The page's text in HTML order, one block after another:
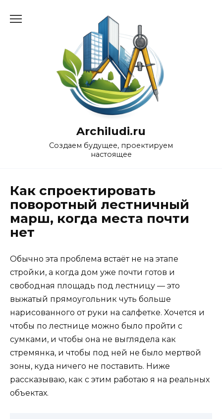
Archiludi.ru
Создаем будущее, проектируем
настоящее
Как спроектировать
поворотный лестничный
марш, когда места почти
нет
Обычно эта проблема встаёт не на этапе
стройки, а когда дом уже почти готов и
свободная площадь под лестницу — это
выжатый прямоугольник чуть больше
нарисованного от руки на салфетке. Хочется и
чтобы по лестнице можно было пройти с
сумками, и чтобы она не выглядела как
стремянка, и чтобы под ней не было мертвой
зоны, куда ничего не поставить. Ниже
рассказываю, как с этим работаю я на реальных
объектах.